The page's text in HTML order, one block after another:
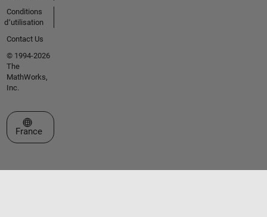
Conditions
d՚utilisation
Contact Us
© 1994-2026
The
MathWorks,
Inc.
Sélectionner un site web
France